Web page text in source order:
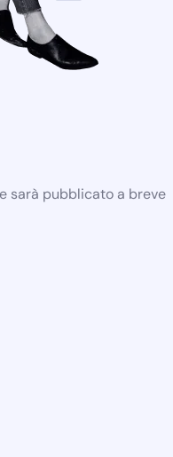
sarà pubblicato a breve